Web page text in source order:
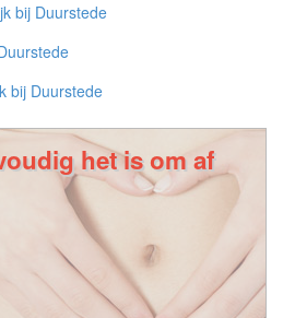
bij Duurstede
bij Duurstede
het is om af